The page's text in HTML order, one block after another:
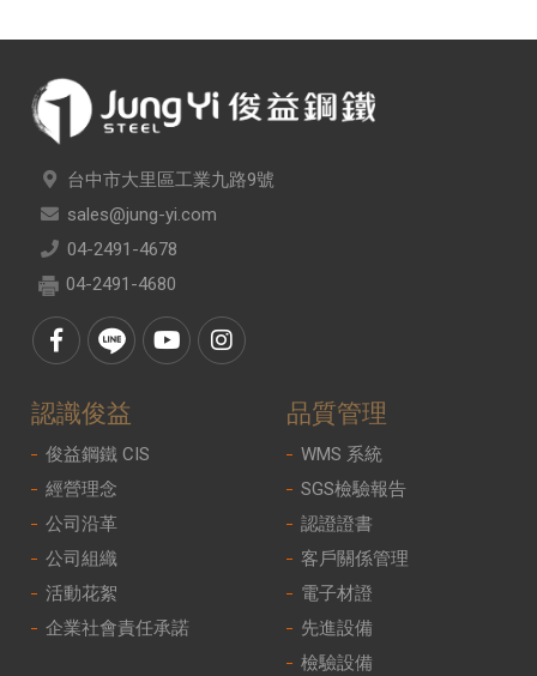
台中市大里區工業九路9號
sales@jung-yi.com
04-2491-4678
04-2491-4680
認識俊益
俊益鋼鐵 CIS
經營理念
公司沿革
公司組織
活動花絮
企業社會責任承諾
品質管理
WMS 系統
SGS檢驗報告
認證證書
客戶關係管理
電子材證
先進設備
檢驗設備